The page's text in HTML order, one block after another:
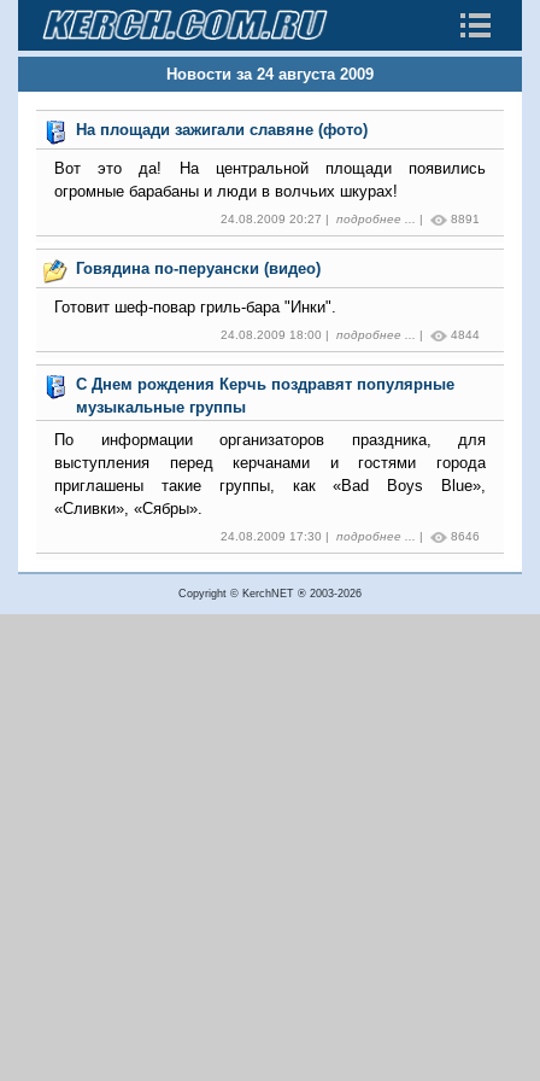
Новости за 24 августа 2009
На площади зажигали славяне (фото)
Вот это да! На центральной площади появились
огромные барабаны и люди в волчьих шкурах!
24.08.2009 20:27 | подробнее ... | 8891
Говядина по-перуански (видео)
Готовит шеф-повар гриль-бара "Инки".
24.08.2009 18:00 | подробнее ... | 4844
С Днем рождения Керчь поздравят популярные
музыкальные группы
По информации организаторов праздника, для
выступления перед керчанами и гостями города
приглашены такие группы, как «Bad Boys Blue»,
«Сливки», «Сябры».
24.08.2009 17:30 | подробнее ... | 8646
Copyright © KerchNET ® 2003-2026